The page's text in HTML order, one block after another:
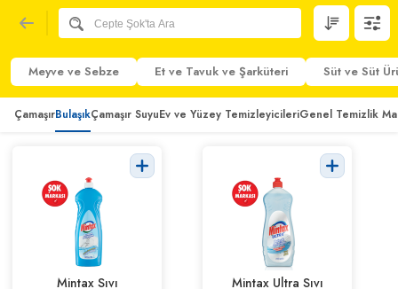
Meyve ve Sebze Et ve Tavuk ve Şarküteri Süt ve Süt
ÇamaşırBulaşıkÇamaşır SuyuEv ve Yüzey TemizleyicileriGenel Temizlik
Mintax Sıvı
Mintax Ultra Sıvı